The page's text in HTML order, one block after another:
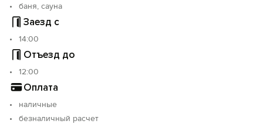
баня, сауна
Заезд с
14:00
Отъезд до
12:00
Оплата
наличные
безналичный расчет